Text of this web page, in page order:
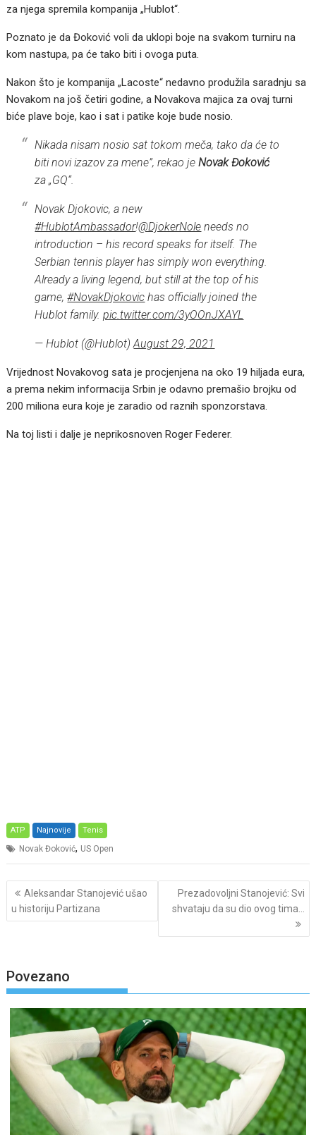
za njega spremila kompanija „Hublot“.
Poznato je da Đoković voli da uklopi boje na svakom turniru na
kom nastupa, pa će tako biti i ovoga puta.
Nakon što je kompanija „Lacoste“ nedavno produžila saradnju sa
Novakom na još četiri godine, a Novakova majica za ovaj turni
biće plave boje, kao i sat i patike koje bude nosio.
Nikada nisam nosio sat tokom meča, tako da će to
biti novi izazov za mene”, rekao jeNovak Đoković
za „GQ“.
Novak Djokovic, a new
#HublotAmbassador!@DjokerNole needs no
introduction – his record speaks for itself. The
Serbian tennis player has simply won everything.
Already a living legend, but still at the top of his
game,#NovakDjokovic has officially joined the
Hublot family.pic.twitter.com/3yOOnJXAYL
— Hublot (@Hublot)August 29, 2021
Vrijednost Novakovog sata je procjenjena na oko 19 hiljada eura,
a prema nekim informacija Srbin je odavno premašio brojku od
200 miliona eura koje je zaradio od raznih sponzorstava.
Na toj listi i dalje je neprikosnoven Roger Federer.
ATP Najnovije Tenis
Novak Đoković, US Open
Post
navigation
Aleksandar Stanojević ušao
u historiju Partizana
Prezadovoljni Stanojević: Svi
shvataju da su dio ovog tima…
Povezano